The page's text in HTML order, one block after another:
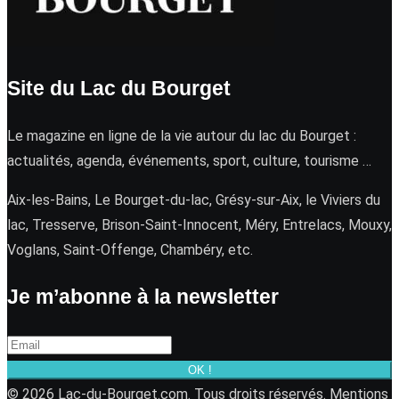
Site du Lac du Bourget
Le magazine en ligne de la vie autour du lac du Bourget :
actualités, agenda, événements, sport, culture, tourisme …
Aix-les-Bains, Le Bourget-du-lac, Grésy-sur-Aix, le Viviers du
lac, Tresserve, Brison-Saint-Innocent, Méry, Entrelacs, Mouxy,
Voglans, Saint-Offenge, Chambéry, etc.
Je m’abonne à la newsletter
OK !
© 2026 Lac-du-Bourget.com. Tous droits réservés. Mentions